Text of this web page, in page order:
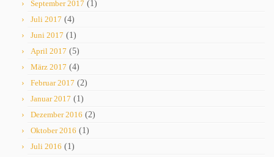
September 2017 (1)
Juli 2017 (4)
Juni 2017 (1)
April 2017 (5)
März 2017 (4)
Februar 2017 (2)
Januar 2017 (1)
Dezember 2016 (2)
Oktober 2016 (1)
Juli 2016 (1)